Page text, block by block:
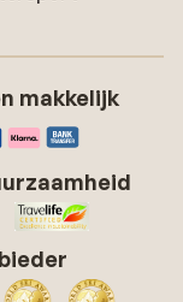
makkelijk